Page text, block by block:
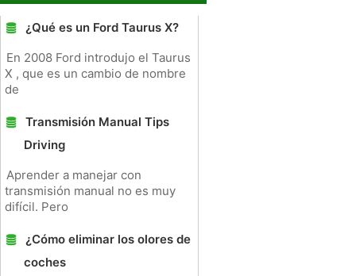
¿Qué es un Ford Taurus X?
En 2008 Ford introdujo el Taurus
X , que es un cambio de nombre
de
Transmisión Manual Tips
Driving
Aprender a manejar con
transmisión manual no es muy
difícil. Pero
¿Cómo eliminar los olores de
coches